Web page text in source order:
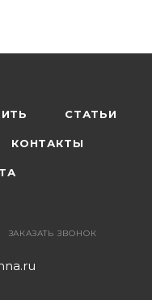
СТАТЬИ
КОНТАКТЫ
ЗАКАЗАТЬ ЗВОНОК